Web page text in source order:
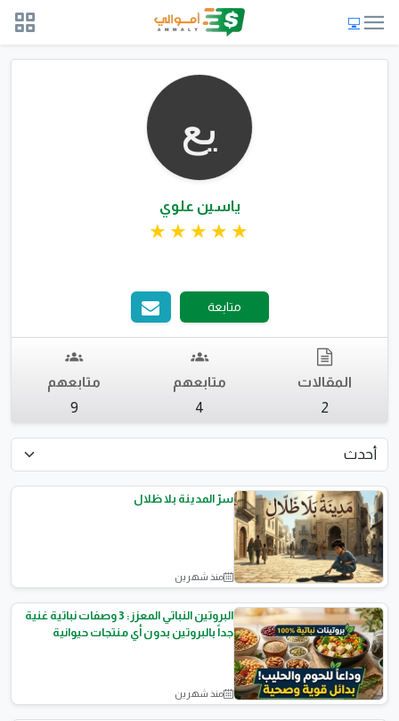
ياسين علوي
متابعة
المقالات
2
متابعهم
4
متابعهم
9
قصص الاطفال
سرّ المدينة بلا ظلال
منذ شهرين
التغذية الصحية
البروتين النباتي المعزز: 3 وصفات نباتية غنية
جداً بالبروتين بدون أي منتجات حيوانية
منذ شهرين